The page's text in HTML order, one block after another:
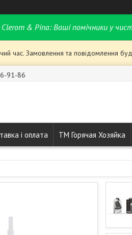
Clerom & Pina: Ваші помічники у
час. Замовлення та повідомлення
91-86
і оплата ТМ Горячая Хозяйка